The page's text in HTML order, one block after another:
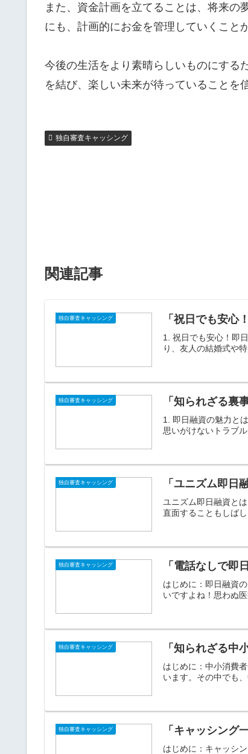
また、資金計画を立てることは、将来
にも、計画的にお金を管理していくこと
今後の生活をより素晴らしいものにする
を結び、楽しい未来が待っていることを
独自審査キャッシング
関連記事
独自審査キャッシング 「祝日でも安心
1. 祝日でも安心！即
り、友人の結婚式や
独自審査キャッシング 「知られざる裏
1. 即日融資の魅力と
思いがけないトラブ
独自審査キャッシング 「ユニズム即日
ユニズム即日融資と
直面することもしば
独自審査キャッシング 「電話なしで即
はじめに：即日融資
いですよね！思わぬ
独自審査キャッシング 「知られざる中
はじめに：中小消費
います。その中でも
独自審査キャッシング 「キャッシング
はじめに：キャッシ